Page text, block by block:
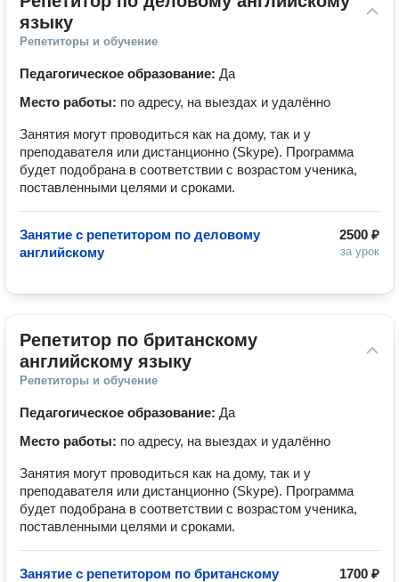
языку
Репетиторы и обучение
Педагогическое образование: Да
Место работы: по адресу, на выездах и удалённо
Занятия могут проводиться как на дому, так и у
преподавателя или дистанционно (Skype). Программа
будет подобрана в соответствии с возрастом ученика,
поставленными целями и сроками.
2500 ₽
за урок
Занятие с репетитором по деловому
английскому
Репетитор по британскому
английскому языку
Репетиторы и обучение
Педагогическое образование: Да
Место работы: по адресу, на выездах и удалённо
Занятия могут проводиться как на дому, так и у
преподавателя или дистанционно (Skype). Программа
будет подобрана в соответствии с возрастом ученика,
поставленными целями и сроками.
1700 ₽
Занятие с репетитором по британскому